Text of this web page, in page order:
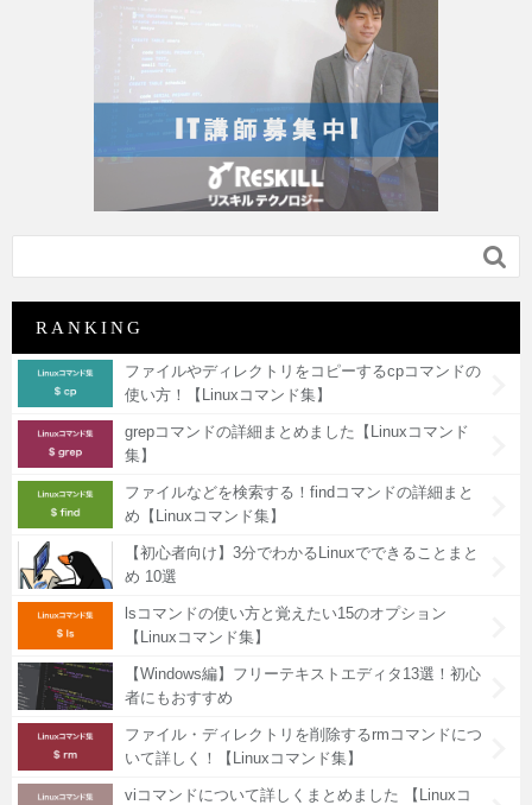

RANKING
ファイルやディレクトリをコピーするcpコマンドの
使い方！【Linuxコマンド集】
grepコマンドの詳細まとめました【Linuxコマンド
集】
ファイルなどを検索する！findコマンドの詳細まと
め【Linuxコマンド集】
【初心者向け】3分でわかるLinuxでできることまと
め 10選
lsコマンドの使い方と覚えたい15のオプション
【Linuxコマンド集】
【Windows編】フリーテキストエディタ13選！初心
者にもおすすめ
ファイル・ディレクトリを削除するrmコマンドにつ
いて詳しく！【Linuxコマンド集】
viコマンドについて詳しくまとめました 【Linuxコ